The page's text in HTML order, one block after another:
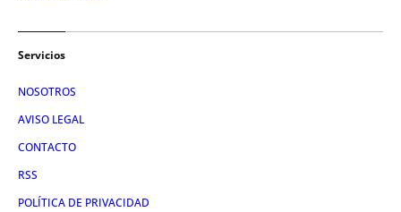
Servicios
NOSOTROS
AVISO LEGAL
CONTACTO
RSS
POLÍTICA DE PRIVACIDAD